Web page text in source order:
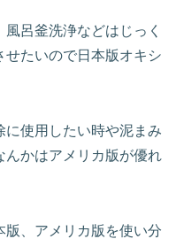
呂釜洗浄などはじっく
せたいので日本版オキシ
に使用したい時や泥まみ
んかはアメリカ版が優れ
版、アメリカ版を使い分